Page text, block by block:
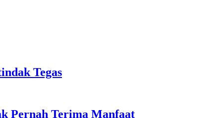
Tegas
Pernah Terima Manfaat